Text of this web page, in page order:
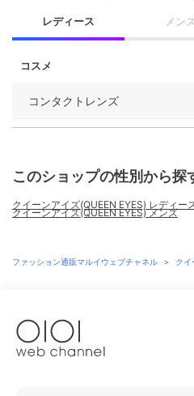
レディース メン
コスメ
コンタクトレンズ
このショップの性別から探
クイーンアイズ(QUEEN EYES) レディー
クイーンアイズ(QUEEN EYES) メンズ
ファッション通販マルイウェブチャネル ＞ クイ